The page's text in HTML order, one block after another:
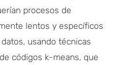
procesos de
lentos y específicos
usando técnicas
códigos k-means, que